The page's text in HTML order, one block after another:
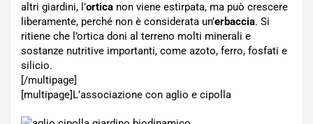
altri giardini, l’ortica non viene estirpata, ma può crescere
liberamente, perché non è considerata un’erbaccia. Si
ritiene che l’ortica doni al terreno molti minerali e
sostanze nutritive importanti, come azoto, ferro, fosfati e
silicio.
[/multipage]
[multipage]L’associazione con aglio e cipolla